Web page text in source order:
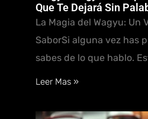
Que Te Dejará Sin
La Magia del Wagyu: Un
SaborSi alguna vez has
sabes de lo que hablo.
Leer Mas »